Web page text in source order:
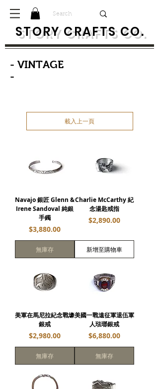
STORY CRAFTS CO.
- VINTAGE
-
載入上一頁
Navajo 銀匠 Glenn &
Irene Sandoval 純銀
手鐲
價格
$3,880.00
無庫存
Charlie McCarthy 紀
念湯匙戒指
價格
$2,890.00
新增至購物車
美軍在馬尼拉紀念戰壕
銀戒
價格
$2,980.00
無庫存
美國一戰遠征軍退伍軍
人琺瑯銀戒
價格
$6,880.00
無庫存